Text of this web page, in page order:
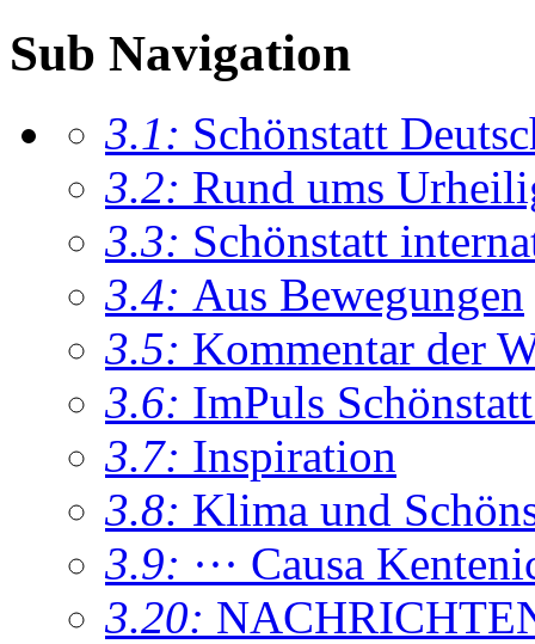
Sub Navigation
3.1: Schönstatt
3.2: Rund ums
3.3: Schönstatt
3.4: Aus Bewegungen
3.5: Kommentar der
3.6: ImPuls
3.7: Inspiration
3.8: Klima und
3.9: ··· Causa
3.20: